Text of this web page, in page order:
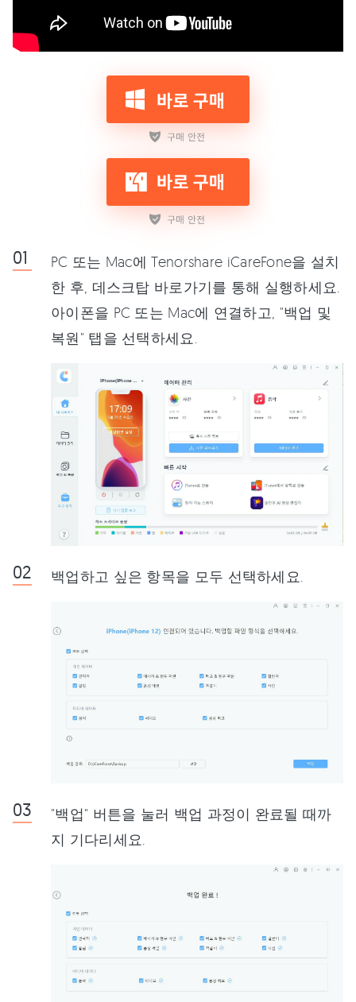
PC 또는 Mac에 Tenorshare iCareFone을 설치
한 후, 데스크탑 바로가기를 통해 실행하세요.
아이폰을 PC 또는 Mac에 연결하고, "백업 및
복원" 탭을 선택하세요.
백업하고 싶은 항목을 모두 선택하세요.
"백업" 버튼을 눌러 백업 과정이 완료될 때까
지 기다리세요.